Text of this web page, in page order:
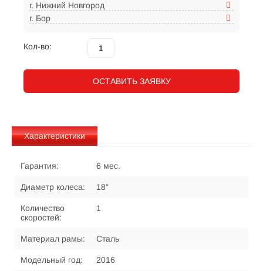
г. Нижний Новгород
г. Бор
Кол-во:
ОСТАВИТЬ ЗАЯВКУ
Характеристики
Гарантия: 6 мес.
Диаметр колеса: 18"
Количество
скоростей:
1
Материал рамы: Сталь
Модельный год: 2016